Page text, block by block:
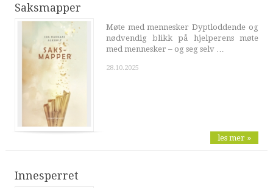
Saksmapper
Møte med mennesker Dyptloddende og
nødvendig blikk på hjelperens møte
med mennesker – og seg selv …
28.10.2025
les mer »
Innesperret